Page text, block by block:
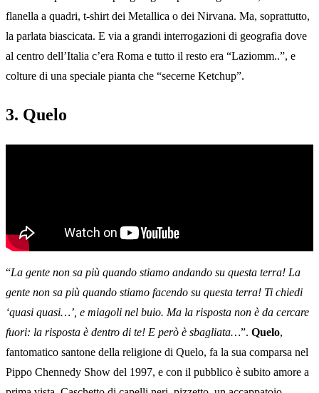
flanella a quadri, t-shirt dei Metallica o dei Nirvana. Ma, soprattutto,
la parlata biascicata. E via a grandi interrogazioni di geografia dove
al centro dell’Italia c’era Roma e tutto il resto era “Laziomm..”, e
colture di una speciale pianta che “secerne Ketchup”.
3. Quelo
“La gente non sa più quando stiamo andando su questa terra! La
gente non sa più quando stiamo facendo su questa terra! Ti chiedi
‘quasi quasi…’, e miagoli nel buio. Ma la risposta non è da cercare
fuori: la risposta è dentro di te! E però è sbagliata…”. Quelo,
fantomatico santone della religione di Quelo, fa la sua comparsa nel
Pippo Chennedy Show del 1997, e con il pubblico è subito amore a